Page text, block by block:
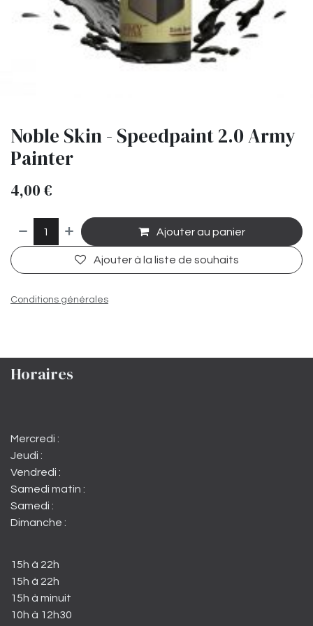
Noble Skin - Speedpaint 2.0 Army
Painter
4,00 €
Ajouter au panier
Ajouter à la liste de souhaits
Conditions générales
Horaires
Mercredi :
Jeudi :
Vendredi :
Samedi matin :
Samedi :
Dimanche :
15h à 22h
15h à 22h
15h à minuit
10h à 12h30